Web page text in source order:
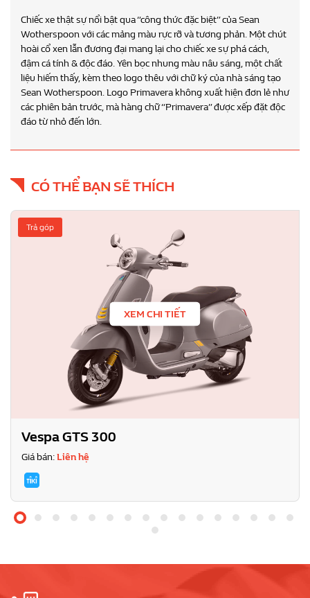
Chiếc xe thật sự nổi bật qua “công thức đặc biệt” của Sean
Wotherspoon với các mảng màu rực rỡ và tương phản. Một chút
hoài cổ xen lẫn đương đại mang lại cho chiếc xe sự phá cách,
đậm cá tính & độc đáo. Yên bọc nhung màu nâu sáng, một chất
liệu hiếm thấy, kèm theo logo thêu với chữ ký của nhà sáng tạo
Sean Wotherspoon. Logo Primavera không xuất hiện đơn lẻ như
các phiên bản trước, mà hàng chữ “Primavera” được xếp đặt độc
đáo từ nhỏ đến lớn.
CÓ THỂ BẠN SẼ THÍCH
XEM CHI TIẾT
Trả góp
Vespa GTS 300
Giá bán:Liên hệ